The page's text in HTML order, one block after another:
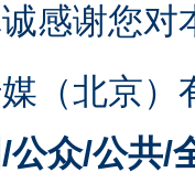
感谢您
（北京）
公众/公共/
今